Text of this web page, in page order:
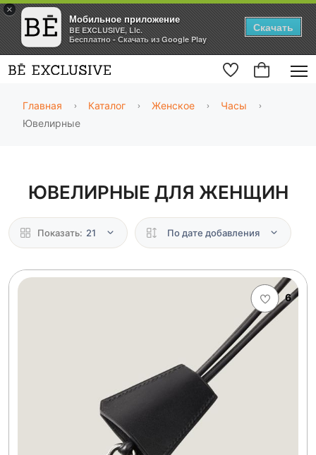
×
Мобильное приложение
BE EXCLUSIVE, Llc.
Бесплатно - Скачать из Google Play
Скачать
Главная Каталог Женское
Часы
Ювелирные
ЮВЕЛИРНЫЕ ДЛЯ ЖЕНЩИН
Показать: 21 По дате добавления
6